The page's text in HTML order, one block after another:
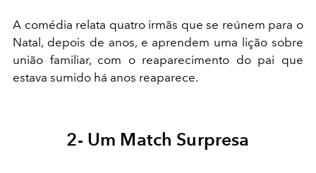
A comédia relata quatro irmãs que se reúnem para o
Natal, depois de anos, e aprendem uma lição sobre
união familiar, com o reaparecimento do pai que
estava sumido há anos reaparece.
2- Um Match Surpresa